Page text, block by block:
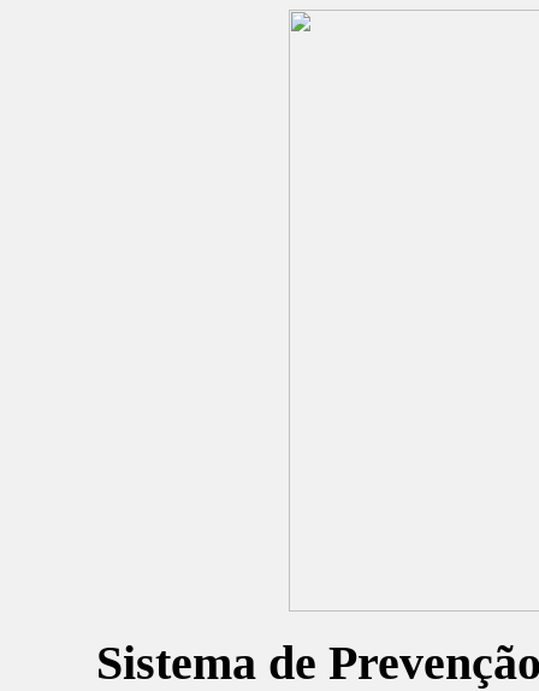
Sistema de